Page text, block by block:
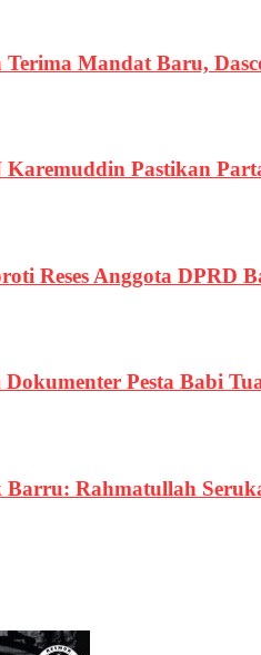
Terima Mandat Baru,
Karemuddin Pastikan
Reses Anggota DPRD
Pesta Babi
Barru: Rahmatullah